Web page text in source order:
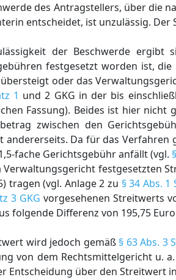
des Antragstellers, über die
entscheidet, ist unzulässig.
der Beschwerde
festgesetzt worden ist,
oder das
1 und 2 GKG in der bis
Fassung). Beides ist hier nicht
zwischen den
andererseits. Da für das Verfahren
fache Gerichtsgebühr anfällt (vgl.
Verwaltungsgericht festgesetzten
tragen (vgl. Anlage 2 zu § 34 Abs. 1
3 GKG vorgesehenen Streitwerts
folgende Differenz von 195,75
wird jedoch gemäß § 63 Abs. 3
von dem Rechtsmittelgericht u.
Entscheidung über den Streitwert